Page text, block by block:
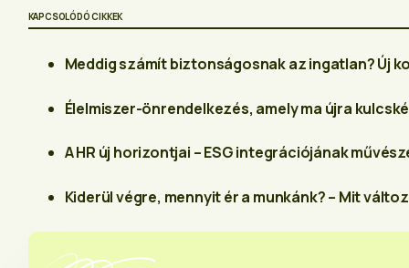
KAPCSOLÓDÓ CIKKEK
Meddig számít biztonságosnak az ingatlan? Új
Élelmiszer-önrendelkezés, amely ma újra
A HR új horizontjai – ESG integrációjának
Kiderül végre, mennyit ér a munkánk? – Mit